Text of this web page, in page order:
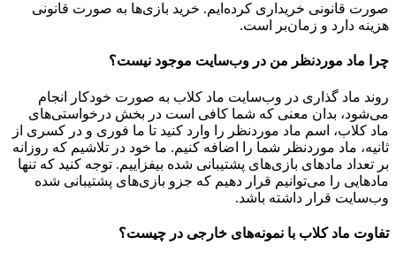
صورت قانونی خریداری کرده‌ایم. خرید بازی‌ها به صورت قانونی
هزینه دارد و زمان‌بر است.
چرا ماد موردنظر من در وب‌سایت موجود نیست؟
روند ماد گذاری در وب‌سایت ماد کلاب به صورت خودکار انجام
می‌شود، بدان معنی که شما کافی است در بخش درخواستی‌های
ماد کلاب، اسم ماد موردنظر را وارد کنید تا ما فوری و در کسری از
ثانیه، ماد موردنظر شما را اضافه کنیم. ما خود در تلاشیم که روزانه
بر تعداد مادهای بازی‌های پشتیبانی شده بیفزاییم. توجه کنید که تنها
مادهایی را می‌توانیم قرار دهیم که جزو بازی‌های پشتیبانی شده
وب‌سایت قرار داشته باشد.
تفاوت ماد کلاب با نمونه‌های خارجی در چیست؟